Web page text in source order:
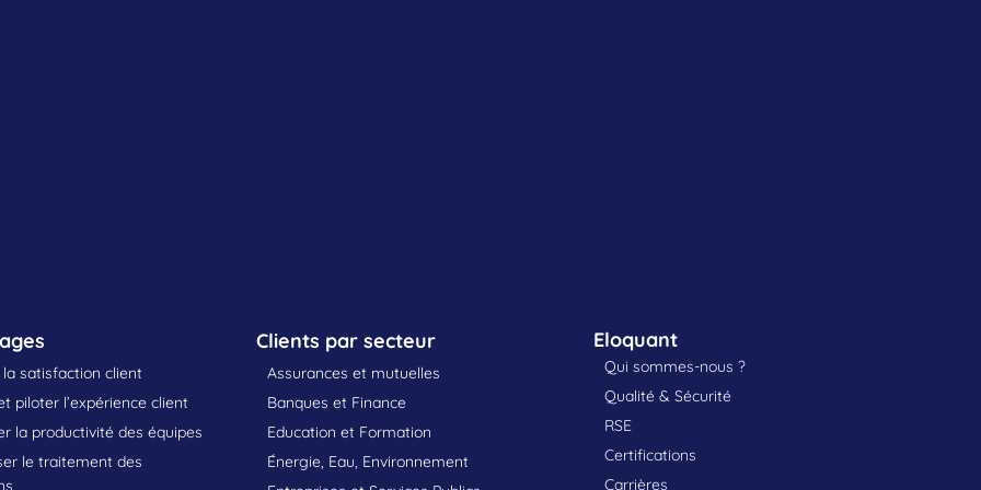
satisfaction client
piloter l’expérience client
la productivité des équipes
le traitement des
Clients par secteur
Assurances et mutuelles
Banques et Finance
Education et Formation
Énergie, Eau, Environnement
Eloquant
Qui sommes-nous ?
Qualité & Sécurité
RSE
Certifications
Carrières